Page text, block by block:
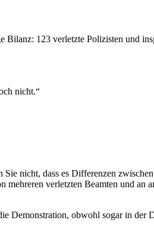
Bilanz: 123 verletzte Polizisten und
nicht.“
nicht, dass es Differenzen
verletzten Beamten und an
Demonstration, obwohl sogar in der